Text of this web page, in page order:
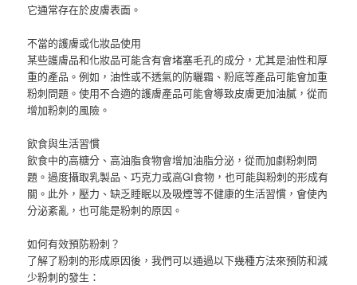
它通常存在於皮膚表面。
不當的護膚或化妝品使用
某些護膚品和化妝品可能含有會堵塞毛孔的成分，尤其是油性和厚
重的產品。例如，油性或不透氣的防曬霜、粉底等產品可能會加重
粉刺問題。使用不合適的護膚產品可能會導致皮膚更加油膩，從而
增加粉刺的風險。
飲食與生活習慣
飲食中的高糖分、高油脂食物會增加油脂分泌，從而加劇粉刺問
題。過度攝取乳製品、巧克力或高GI食物，也可能與粉刺的形成有
關。此外，壓力、缺乏睡眠以及吸煙等不健康的生活習慣，會使內
分泌紊亂，也可能是粉刺的原因。
如何有效預防粉刺？
了解了粉刺的形成原因後，我們可以通過以下幾種方法來預防和減
少粉刺的發生：